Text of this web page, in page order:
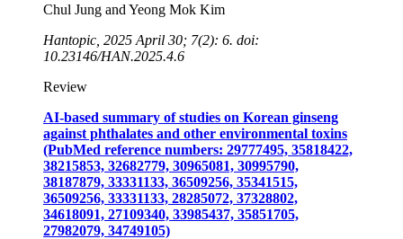
Chul Jung and Yeong Mok Kim
Hantopic, 2025 April 30; 7(2): 6. doi:
10.23146/HAN.2025.4.6
Review
AI-based summary of studies on Korean ginseng
against phthalates and other environmental toxins
(PubMed reference numbers: 29777495, 35818422,
38215853, 32682779, 30965081, 30995790,
38187879, 33331133, 36509256, 35341515,
36509256, 33331133, 28285072, 37328802,
34618091, 27109340, 33985437, 35851705,
27982079, 34749105)